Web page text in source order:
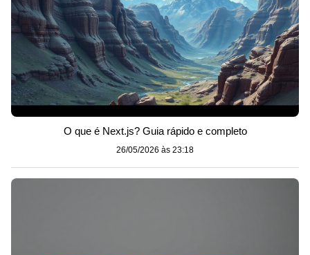
O que é Next.js? Guia rápido e completo
26/05/2026 às 23:18